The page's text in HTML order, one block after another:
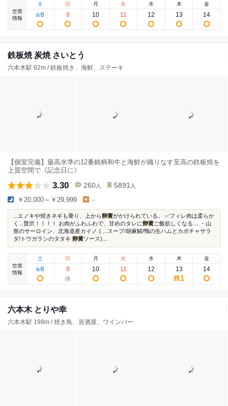
空席
情報
土
8/8
日
9
月
10
火
11
水
12
木
13
金
14
鉄板焼 炭焼 さいとう
六本木駅 92m / 鉄板焼き、海鮮、ステーキ
【個室完備】最高水準の12番銘柄和牛と海鮮が織りなす至高の鉄板焼を
上質空間で《記念日に》
3.30 260 人 5891 人
￥20,000～￥29,999 -
...エノキや焼きネギも乗り、上から卵黄がかけられている。 ✅フィレ肉は柔らか
く...贅沢！！！！ お肉がふわふわで、甘めのタレに卵黄ご飯欲しくなる… ・山
形のサーロイン、北海道産カイノミ...スープ/胡麻鯖/鴨の生ハムとカボチャサラ
ダ/トウガラシのタタキ 卵黄ソース)...
空席
情報
土
8/8
日
9
月
10
火
11
水
12
木
13
残1
金
14
六本木 とりや幸
六本木駅 198m / 焼き鳥、居酒屋、ワインバー